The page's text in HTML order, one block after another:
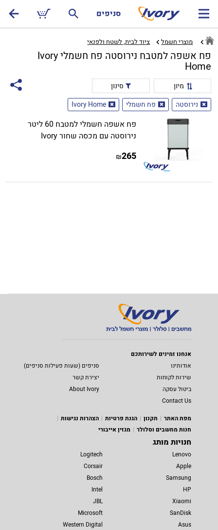
סניפים
מוצרי חשמל ציוד לבית, לשטח ולפנאי‏
פח אשפה למטבח נירוסטה פח חשמלי Ivory
Home
מיון
סינון
נירוסטה
פח חשמלי Ivory Home
פח אשפה חשמלי למטבח 60 ליטר
נירוסטה עם מכסה שחור Ivory
265
₪
אנחנו זמינים לשירותכם
אודותינו
סניפים (שעות פעילות סניפים)
שירות לקוחות
יצירת קשר
ביטול עסקה
About Ivory
Contact Us
מפת האתר
תקנון הגנת פרטיות
הצהרות נגישות
חנות מחשבים וסלולר
מגזין אייבורי
חנויות מותג
Lenovo
Apple
Samsung
HP
Xiaomi
SanDisk
Asus
Logitech
Corsair
Bosch
Intel
JBL
Microsoft
Western Digital